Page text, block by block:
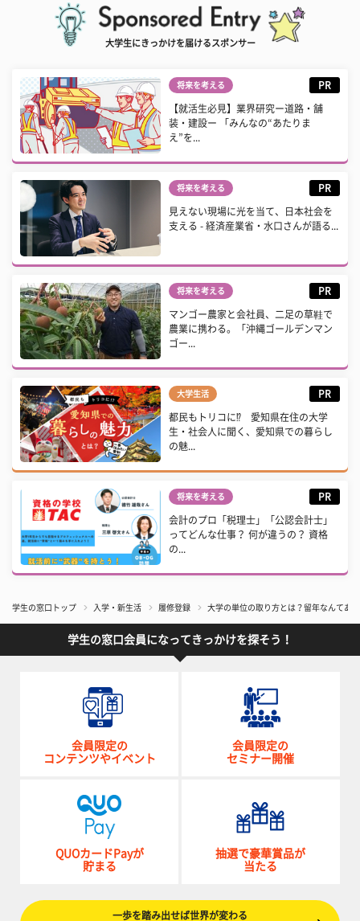
大学生にきっかけを届けるスポンサー
将来を考える PR
【就活生必見】業界研究ー道路・舗
装・建設ー 「みんなの“あたりま
え”を...
将来を考える PR
見えない現場に光を当て、日本社会を
支える - 経済産業省・水口さんが語る...
将来を考える PR
マンゴー農家と会社員、二足の草鞋で
農業に携わる。「沖縄ゴールデンマン
ゴー...
大学生活 PR
都民もトリコに⁉ 愛知県在住の大学
生・社会人に聞く、愛知県での暮らし
の魅...
将来を考える PR
会計のプロ「税理士」「公認会計士」
ってどんな仕事？ 何が違うの？ 資格
の...
学生の窓口トップ 入学・新生活 履修登録 大学の単位の取り方とは？留年なんてあ
学生の窓口会員になってきっかけを探そう！
会員限定の
コンテンツやイベント
会員限定の
セミナー開催
QUOカードPayが
貯まる
抽選で豪華賞品が
当たる
一歩を踏み出せば世界が変わる